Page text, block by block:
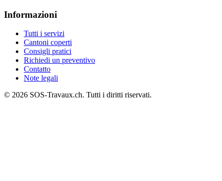
Informazioni
Tutti i servizi
Cantoni coperti
Consigli pratici
Richiedi un preventivo
Contatto
Note legali
© 2026 SOS-Travaux.ch. Tutti i diritti riservati.